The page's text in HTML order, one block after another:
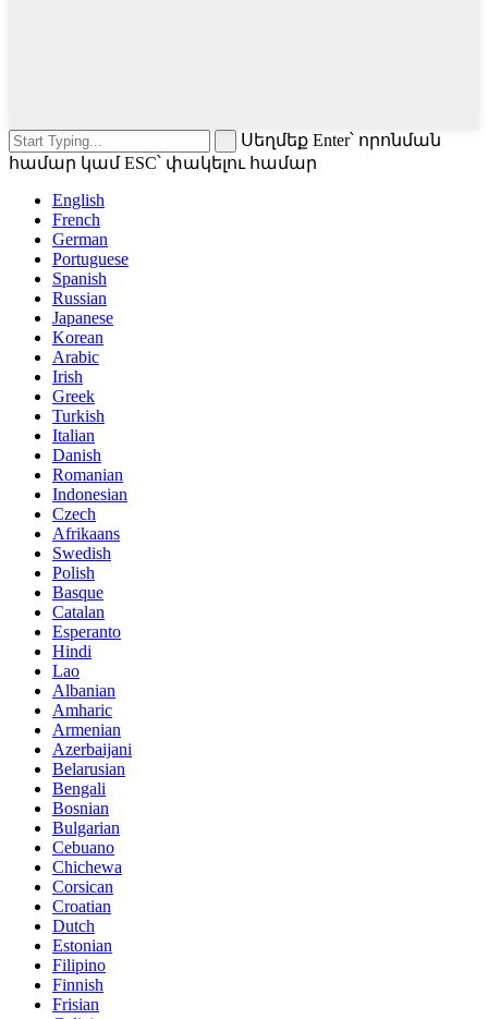
Սեղմեք Enter՝ որոնման
համար կամ ESC՝ փակելու համար
English
French
German
Portuguese
Spanish
Russian
Japanese
Korean
Arabic
Irish
Greek
Turkish
Italian
Danish
Romanian
Indonesian
Czech
Afrikaans
Swedish
Polish
Basque
Catalan
Esperanto
Hindi
Lao
Albanian
Amharic
Armenian
Azerbaijani
Belarusian
Bengali
Bosnian
Bulgarian
Cebuano
Chichewa
Corsican
Croatian
Dutch
Estonian
Filipino
Finnish
Frisian